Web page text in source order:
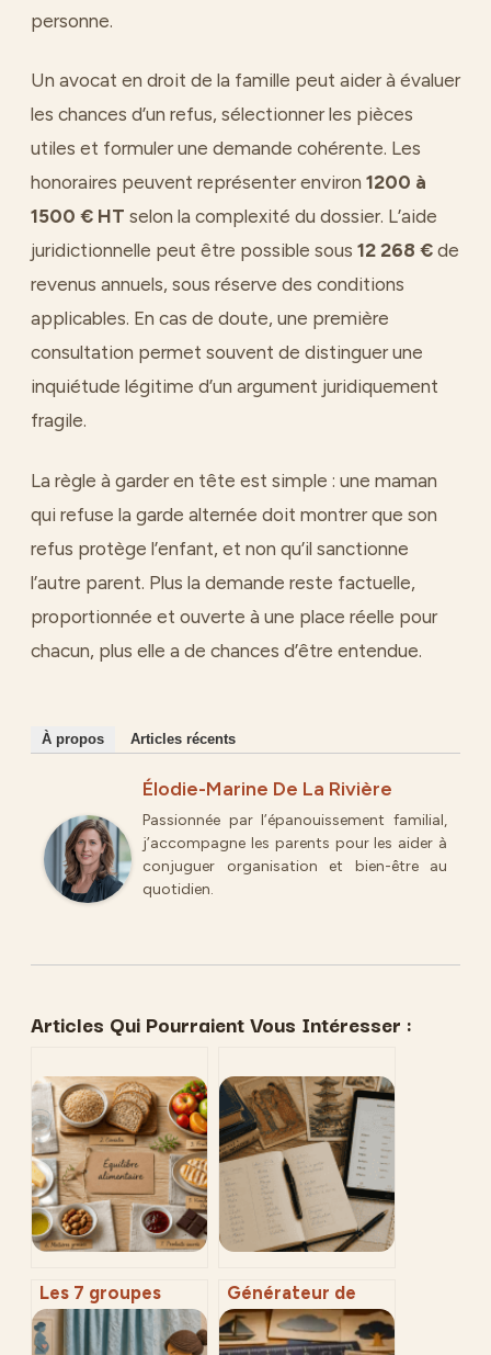
personne.
Un avocat en droit de la famille peut aider à évaluer
les chances d’un refus, sélectionner les pièces
utiles et formuler une demande cohérente. Les
honoraires peuvent représenter environ 1200 à
1500 € HT selon la complexité du dossier. L’aide
juridictionnelle peut être possible sous 12 268 € de
revenus annuels, sous réserve des conditions
applicables. En cas de doute, une première
consultation permet souvent de distinguer une
inquiétude légitime d’un argument juridiquement
fragile.
La règle à garder en tête est simple : une maman
qui refuse la garde alternée doit montrer que son
refus protège l’enfant, et non qu’il sanctionne
l’autre parent. Plus la demande reste factuelle,
proportionnée et ouverte à une place réelle pour
chacun, plus elle a de chances d’être entendue.
À propos Articles récents
Élodie-Marine De La Rivière
Passionnée par l’épanouissement familial,
j’accompagne les parents pour les aider à
conjuguer organisation et bien-être au
quotidien.
Articles Qui Pourraient Vous Intéresser :
Les 7 groupes
d’aliments :
tableau complet
Générateur de
prénom : 5
critères pour